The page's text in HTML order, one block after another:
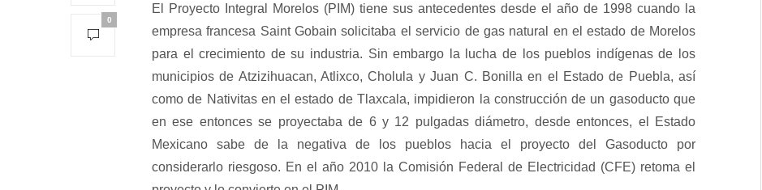
0
El Proyecto Integral Morelos (PIM) tiene sus antecedentes desde el año de 1998 cuando la
empresa francesa Saint Gobain solicitaba el servicio de gas natural en el estado de Morelos
para el crecimiento de su industria. Sin embargo la lucha de los pueblos indígenas de los
municipios de Atzizihuacan, Atlixco, Cholula y Juan C. Bonilla en el Estado de Puebla, así
como de Nativitas en el estado de Tlaxcala, impidieron la construcción de un gasoducto que
en ese entonces se proyectaba de 6 y 12 pulgadas diámetro, desde entonces, el Estado
Mexicano sabe de la negativa de los pueblos hacia el proyecto del Gasoducto por
considerarlo riesgoso. En el año 2010 la Comisión Federal de Electricidad (CFE) retoma el